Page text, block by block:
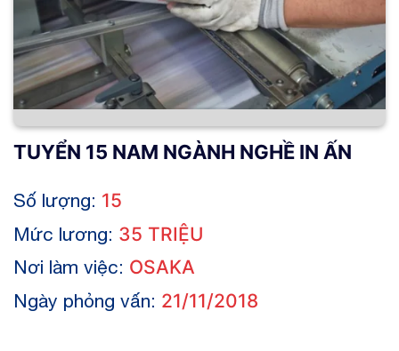
TUYỂN 15 NAM NGÀNH NGHỀ IN ẤN
Số lượng: 15
Mức lương: 35 TRIỆU
Nơi làm việc: OSAKA
Ngày phỏng vấn: 21/11/2018